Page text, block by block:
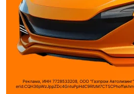
Используемое топливо:
Дизель
Двигатель:
ISUZU 4HK1-TCS